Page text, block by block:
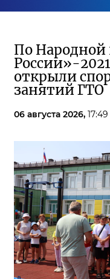
По
России»-
открыли
занятий ГТО
06 августа 2026, 17:49